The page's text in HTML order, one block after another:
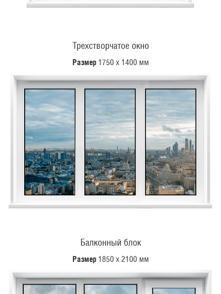
Трехстворчатое окно
Размер1750 х 1400 мм
Балконный блок
Размер1850 х 2100 мм